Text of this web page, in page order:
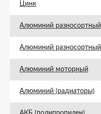
Цинк
Алюминий разносортный
Алюминий разносортный
Алюминий моторный
Алюминий (радиаторы)